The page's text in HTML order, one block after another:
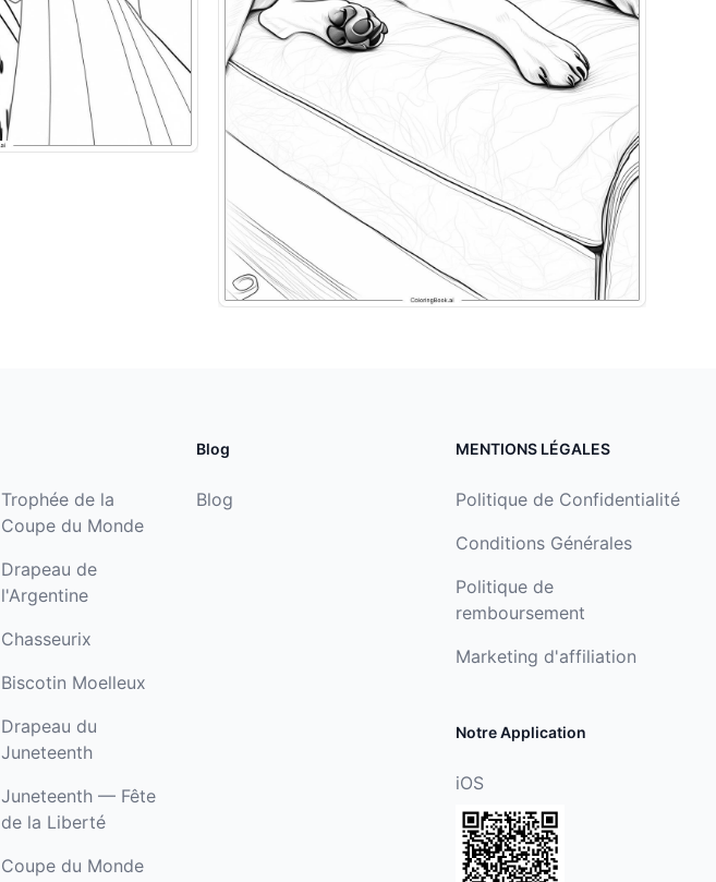
Trophée de la
Coupe du Monde
Drapeau de
l'Argentine
Chasseurix
Biscotin Moelleux
Drapeau du
Juneteenth
Juneteenth — Fête
de la Liberté
Coupe du Monde
Blog
Blog
MENTIONS LÉGALES
Politique de Confidentialité
Conditions Générales
Politique de
remboursement
Marketing d'affiliation
Notre Application
iOS